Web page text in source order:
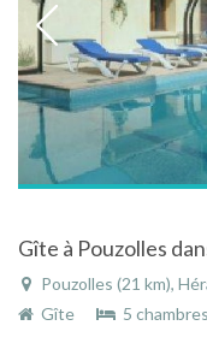
Pouzolles (21 km),
Gîte
5 chambres